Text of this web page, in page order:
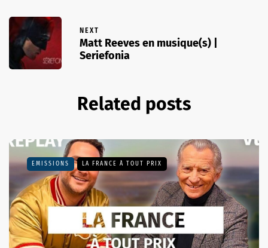
NEXT
Matt Reeves en musique(s) |
Seriefonia
Related posts
EMISSIONS LA FRANCE À TOUT PRIX